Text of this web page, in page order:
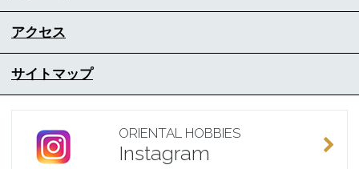
アクセス
サイトマップ
ORIENTAL HOBBIES
Instagram